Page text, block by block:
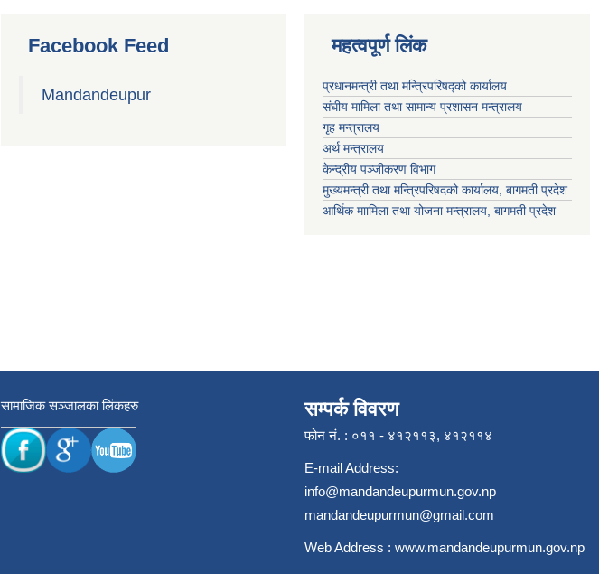
Facebook Feed
Mandandeupur
महत्वपूर्ण लिंक
प्रधानमन्त्री तथा मन्त्रिपरिषद्को कार्यालय
संघीय मामिला तथा सामान्य प्रशासन मन्त्रालय
गृह मन्त्रालय
अर्थ मन्त्रालय
केन्द्रीय पञ्जीकरण विभाग
मुख्यमन्त्री तथा मन्त्रिपरिषदको कार्यालय, बागमती प्रदेश
आर्थिक माामिला तथा योजना मन्त्रालय, बागमती प्रदेश
सामाजिक सञ्जालका लिंकहरु सम्पर्क विवरण
फोन नं. : ०११ - ४१२११३, ४१२११४
E-mail Address:
info@mandandeupurmun.gov.np
mandandeupurmun@gmail.com
Web Address : www.mandandeupurmun.gov.np